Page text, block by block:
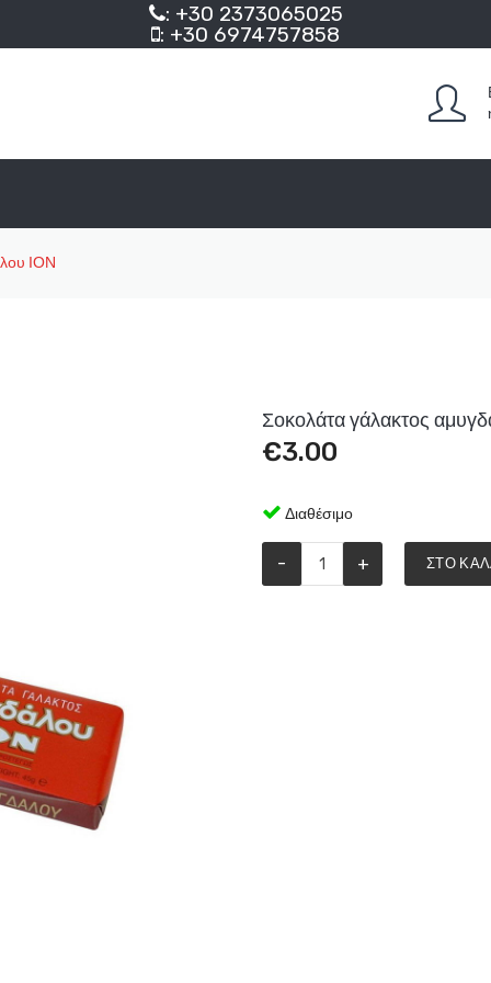
: +30 2373065025
: +30 6974757858
ΙΟΝ
Σοκολάτα γάλακτος
€3.00
Διαθέσιμο
- + ΣΤΟ